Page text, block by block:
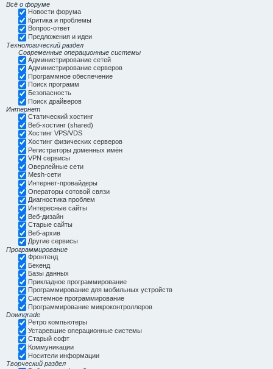
Всё о форуме
Новости форума
Критика и проблемы
Вопрос-ответ
Предложения и идеи
Технологический раздел
Современные операционные системы
Администрирование сетей
Администрирование серверов
Программное обеспечение
Поиск программ
Безопасность
Поиск драйверов
Интернет
Статический хостинг
Веб-хостинг (shared)
Хостинг VPS/VDS
Хостинг физических серверов
Регистраторы доменных имён
VPN сервисы
Оверлейные сети
Mesh-сети
Интернет-провайдеры
Операторы сотовой связи
Диагностика проблем
Интересные сайты
Веб-дизайн
Старые сайты
Веб-архив
Другие сервисы
Программирование
Фронтенд
Бекенд
Базы данных
Прикладное программирование
Программирование для мобильных устройств
Системное программирование
Программирование микроконтроллеров
Downgrade
Ретро компьютеры
Устаревшие операционные системы
Старый софт
Коммуникации
Носители информации
Творческий раздел